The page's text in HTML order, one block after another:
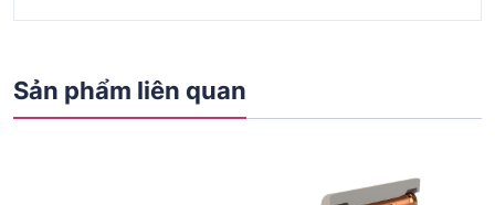
Sản phẩm liên quan